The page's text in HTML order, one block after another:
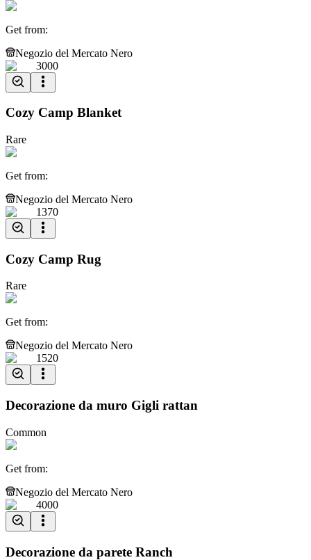
Get from:
Negozio del Mercato Nero
3000
Cozy Camp Blanket
Rare
Get from:
Negozio del Mercato Nero
1370
Cozy Camp Rug
Rare
Get from:
Negozio del Mercato Nero
1520
Decorazione da muro Gigli rattan
Common
Get from:
Negozio del Mercato Nero
4000
Decorazione da parete Ranch